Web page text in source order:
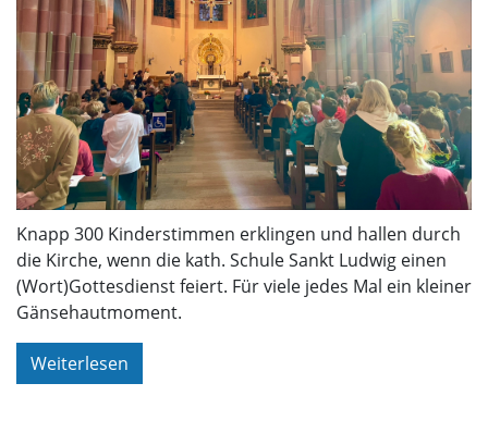
Knapp 300 Kinderstimmen erklingen und hallen durch
die Kirche, wenn die kath. Schule Sankt Ludwig einen
(Wort)Gottesdienst feiert. Für viele jedes Mal ein kleiner
Gänsehautmoment.
Weiterlesen